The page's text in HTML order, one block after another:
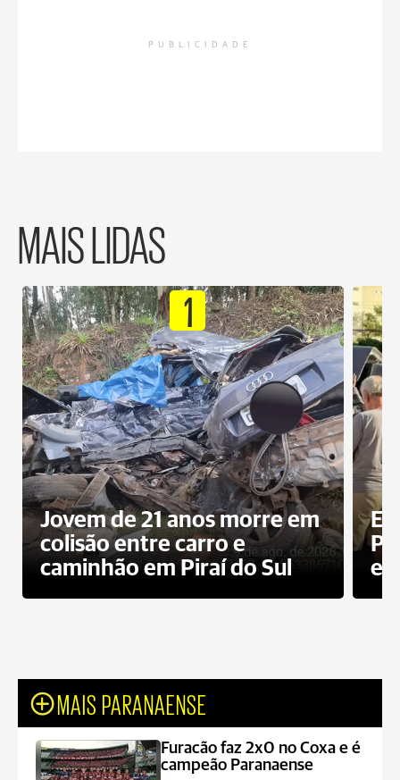
PUBLICIDADE
MAIS LIDAS
1
Jovem de 21 anos morre em
colisão entre carro e
caminhão em Piraí do Sul
MAIS PARANAENSE
Furacão faz 2x0 no Coxa e é
campeão Paranaense